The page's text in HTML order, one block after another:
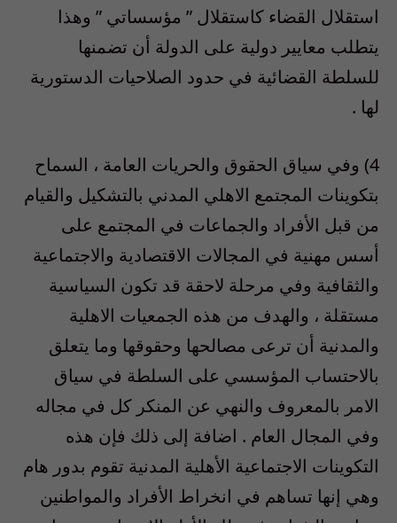
استقلال القضاء كاستقلال ” مؤسساتي ” وهذا
يتطلب معايير دولية على الدولة أن تضمنها
للسلطة القضائية في حدود الصلاحيات الدستورية
لها .
4) وفي سياق الحقوق والحريات العامة ، السماح
بتكوينات المجتمع الاهلي المدني بالتشكيل والقيام
من قبل الأفراد والجماعات في المجتمع على
أسس مهنية في المجالات الاقتصادية والاجتماعية
والثقافية وفي مرحلة لاحقة قد تكون السياسية
مستقلة ، والهدف من هذه الجمعيات الاهلية
والمدنية أن ترعى مصالحها وحقوقها وما يتعلق
بالاحتساب المؤسسي على السلطة في سياق
الامر بالمعروف والنهي عن المنكر كل في مجاله
وفي المجال العام . اضافة إلى ذلك فإن هذه
التكوينات الاجتماعية الأهلية المدنية تقوم بدور هام
وهي إنها تساهم في انخراط الأفراد والمواطنين